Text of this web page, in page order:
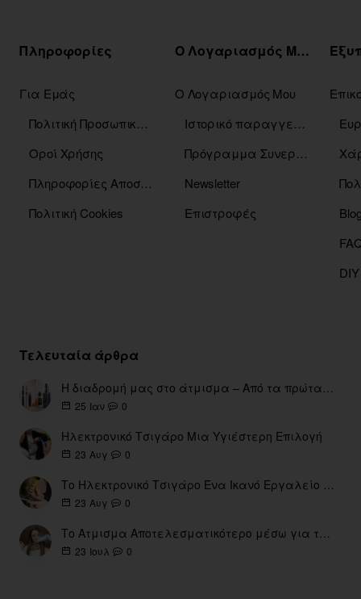
Πληροφορίες
Για Εμάς
Πολιτική Προσωπικών Δεδομένων
Οροί Χρήσης
Πληροφορίες Αποστόλης
Πολιτική Cookies
Ο Λογαριασμός Μου
Ο Λογαριασμός Μου
Ιστορικό παραγγελιών
Πρόγραμμα Συνεργατών
Newsletter
Επιστροφές
Τελευταία άρθρα
Η διαδρομή μας στο άτμισμα – Από τα πρώτα eGo έως τη σύγχρονη εποχή
25 Ιαν 0
Ηλεκτρονικό Τσιγάρο Μια Υγιέστερη Επιλογή
23 Αυγ 0
Το Ηλεκτρονικό Τσιγάρο Ένα Ικανό Εργαλείο για τη Διακοπή του Καπνίσματος
23 Αυγ 0
Το Ατμισμα Αποτελεσματικότερο μέσω για την διακοπή Καπνίσματος
23 Ιουλ 0